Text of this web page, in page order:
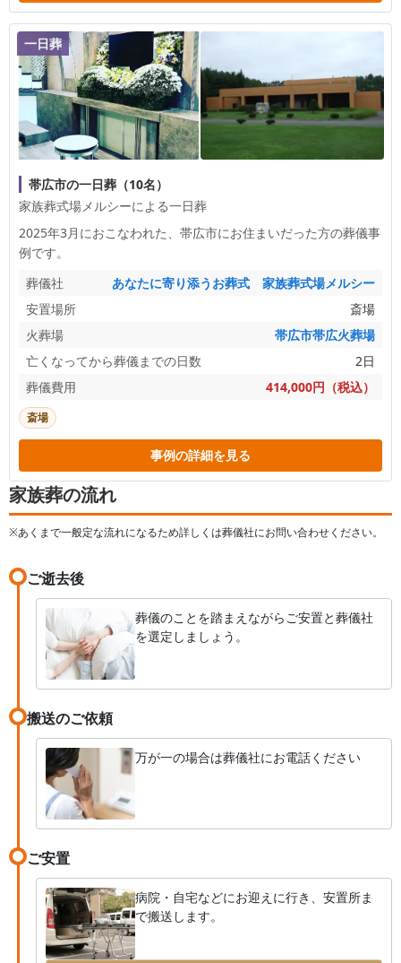
一日葬
帯広市の一日葬（10名）
家族葬式場メルシーによる一日葬
2025年3月におこなわれた、 帯広市にお住まいだった方の葬儀事
例です。
葬儀社
あなたに寄り添うお葬式 家族葬式場メルシー
安置場所
斎場
火葬場
帯広市帯広火葬場
亡くなってから葬儀までの日数
2日
葬儀費用
414,000円（税込）
斎場
事例の詳細を見る
家族葬の流れ
※あくまで一般定な流れになるため詳しくは葬儀社にお問い合わせください。
ご逝去後
葬儀のことを踏まえながらご安置と葬儀社
を選定しましょう。
搬送のご依頼
万が一の場合は葬儀社にお電話ください
ご安置
病院・自宅などにお迎えに行き、安置所ま
で搬送します。